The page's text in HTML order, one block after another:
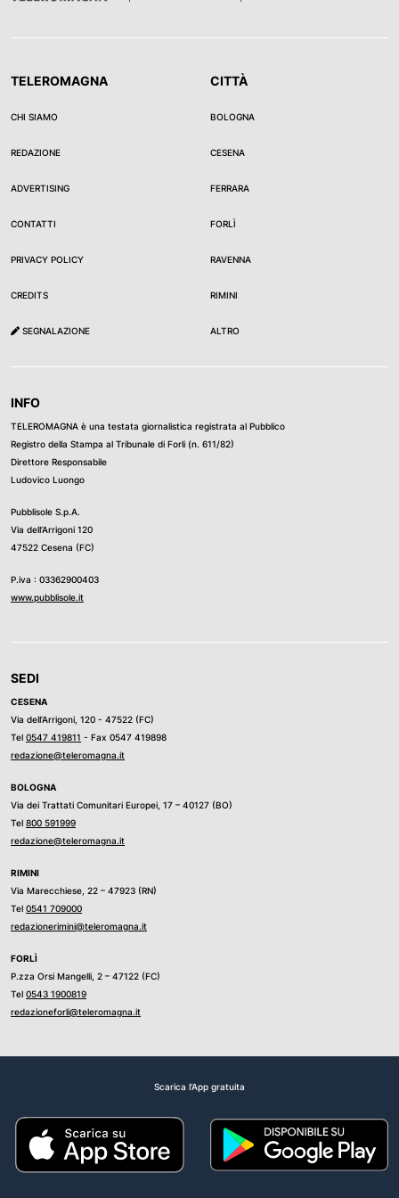
TELEROMAGNA
CHI SIAMO
REDAZIONE
ADVERTISING
CONTATTI
PRIVACY POLICY
CREDITS
SEGNALAZIONE
CITTÀ
BOLOGNA
CESENA
FERRARA
FORLÌ
RAVENNA
RIMINI
ALTRO
INFO
TELEROMAGNA è una testata giornalistica registrata al Pubblico
Registro della Stampa al Tribunale di Forli (n. 611/82)
Direttore Responsabile
Ludovico Luongo
Pubblisole S.p.A.
Via dell’Arrigoni 120
47522 Cesena (FC)
P.iva : 03362900403
www.pubblisole.it
SEDI
CESENA
Via dell’Arrigoni, 120 - 47522 (FC)
Tel 0547 419811 - Fax 0547 419898
redazione@teleromagna.it
BOLOGNA
Via dei Trattati Comunitari Europei, 17 – 40127 (BO)
Tel 800 591999
redazione@teleromagna.it
RIMINI
Via Marecchiese, 22 – 47923 (RN)
Tel 0541 709000
redazionerimini@teleromagna.it
FORLÌ
P.zza Orsi Mangelli, 2 – 47122 (FC)
Tel 0543 1900819
redazioneforli@teleromagna.it
Scarica l'App gratuita